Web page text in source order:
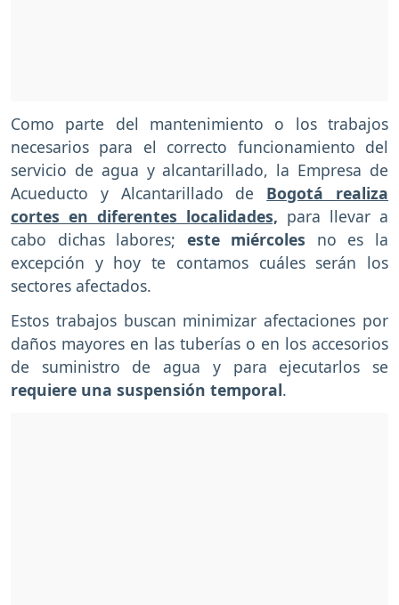
Como parte del mantenimiento o los trabajos
necesarios para el correcto funcionamiento del
servicio de agua y alcantarillado, la Empresa de
Acueducto y Alcantarillado de Bogotá realiza
cortes en diferentes localidades, para llevar a
cabo dichas labores; este miércoles no es la
excepción y hoy te contamos cuáles serán los
sectores afectados.
Estos trabajos buscan minimizar afectaciones por
daños mayores en las tuberías o en los accesorios
de suministro de agua y para ejecutarlos se
requiere una suspensión temporal.